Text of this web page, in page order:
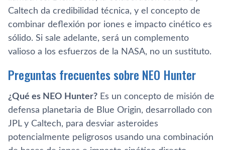
Caltech da credibilidad técnica, y el concepto de
combinar deflexión por iones e impacto cinético es
sólido. Si sale adelante, será un complemento
valioso a los esfuerzos de la NASA, no un sustituto.
Preguntas frecuentes sobre NEO Hunter
¿Qué es NEO Hunter? Es un concepto de misión de
defensa planetaria de Blue Origin, desarrollado con
JPL y Caltech, para desviar asteroides
potencialmente peligrosos usando una combinación